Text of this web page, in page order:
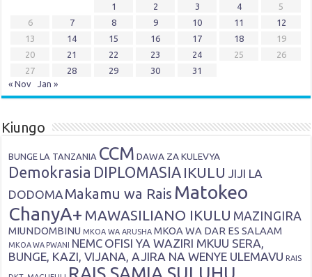
1
2 3 4
5
6
7 8 9 10 11
12
13
14 15 16 17 18
19
20
21 22 23 24 25
26
27
28 29 30
31
« Nov
Jan »
Kiungo
BUNGE LA TANZANIA CCM DAWA ZA KULEVYA
Demokrasia DIPLOMASIA IKULU JIJI LA
DODOMA Makamu wa Rais Matokeo
ChanyA+ MAWASILIANO IKULU MAZINGIRA
MIUNDOMBINU MKOA WA ARUSHA MKOA WA DAR ES SALAAM
MKOA WA PWANI NEMC OFISI YA WAZIRI MKUU SERA,
BUNGE, KAZI, VIJANA, AJIRA NA WENYE ULEMAVU RAIS